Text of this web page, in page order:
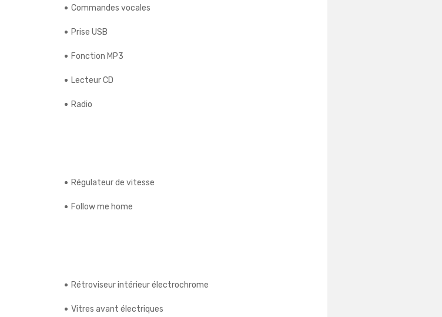
Commandes vocales
Prise USB
Fonction MP3
Lecteur CD
Radio
Régulateur de vitesse
Follow me home
Rétroviseur intérieur électrochrome
Vitres avant électriques